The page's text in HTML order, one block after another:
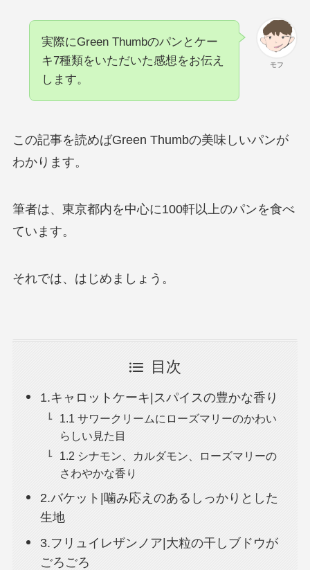
モフ
実際にGreen Thumbのパンとケー
キ7種類をいただいた感想をお伝え
します。
この記事を読めばGreen Thumbの美味しいパンが
わかります。
筆者は、東京都内を中心に100軒以上のパンを食べ
ています。
それでは、はじめましょう。
目次
1.キャロットケーキ|スパイスの豊かな香り
1.1 サワークリームにローズマリーのかわい
らしい見た目
1.2 シナモン、カルダモン、ローズマリーの
さわやかな香り
2.バケット|噛み応えのあるしっかりとした
生地
3.フリュイレザンノア|大粒の干しブドウが
ごろごろ